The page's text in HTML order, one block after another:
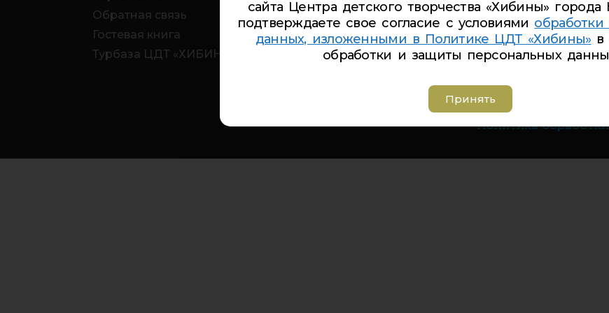
Обратная связь
Гостевая книга
Турбаза ЦДТ «ХИБИНЫ»
Телефон Ленина 9а:
Телефон
Телефон Советская
Группа вконтакте:
Политика
сайта Центра детского творчества «Хибины» города
подтверждаете свое согласие с условиями
данных, изложенными в Политике ЦДТ «Хибины» в
обработки и защиты персональных
Принять